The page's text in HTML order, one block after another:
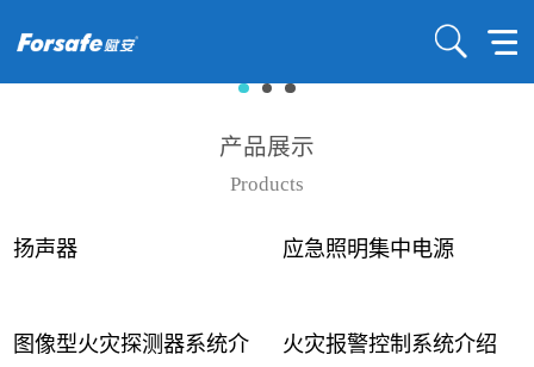
产品展示
Products
扬声器 应急照明集中电源
图像型火灾探测器系统介
火灾报警控制系统介绍